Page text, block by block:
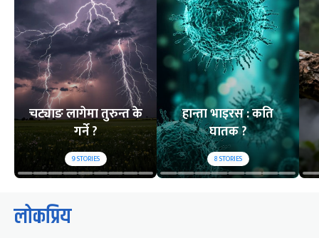
चट्याङ लागेमा तुरुन्त के
गर्ने ?
9STORIES
हान्ता भाइरस : कति
घातक ?
8STORIES
लोकप्रिय